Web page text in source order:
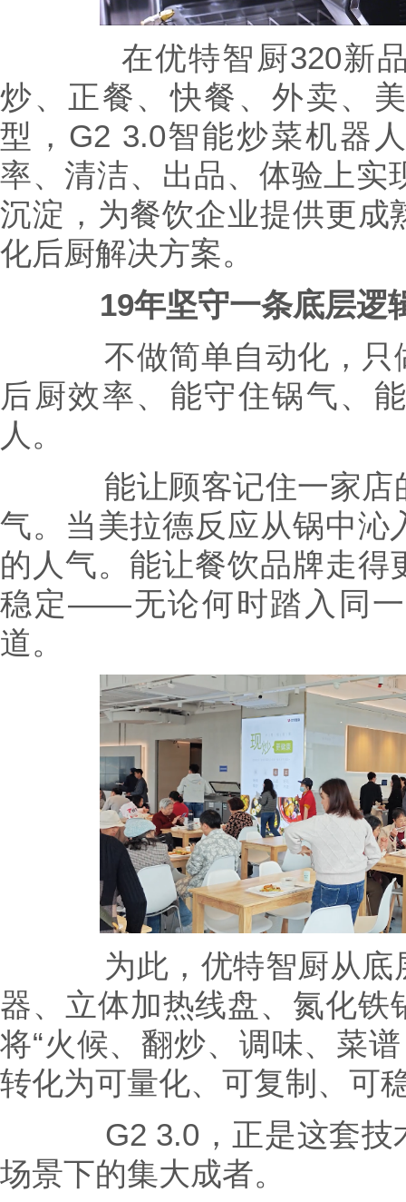
在优特智厨320新品
炒、正餐、快餐、外卖、
型，G2 3.0智能炒菜机器
率、清洁、出品、体验上实
沉淀，为餐饮企业提供更成
化后厨解决方案。
19年坚守一条底层逻
不做简单自动化，只做
后厨效率、能守住锅气、
人。
能让顾客记住一家店的
气。当美拉德反应从锅中沁
的人气。能让餐饮品牌走
稳定——无论何时踏入同
道。
为此，优特智厨从底层
器、立体加热线盘、氮化
将“火候、翻炒、调味、菜
转化为可量化、可复制、可
G2 3.0，正是这套技术
场景下的集大成者。